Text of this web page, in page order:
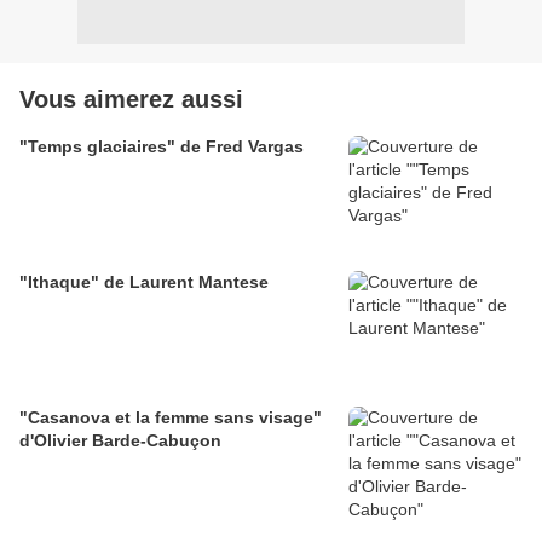
Vous aimerez aussi
"Temps glaciaires" de Fred Vargas
"Ithaque" de Laurent Mantese
"Casanova et la femme sans visage"
d'Olivier Barde-Cabuçon